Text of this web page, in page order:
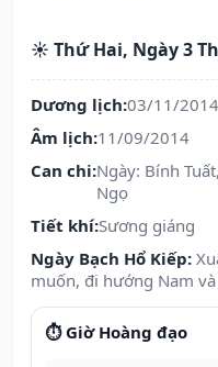
☀️ Thứ Hai, Ngày 3
Dương lịch:03/11/2014
Âm lịch:11/09/2014
Can chi:Ngày: Bính
Ngọ
Tiết khí:Sương giáng
Ngày Bạch Hổ Kiếp:
muốn, đi hướng Nam
⏱️ Giờ Hoàng đạo